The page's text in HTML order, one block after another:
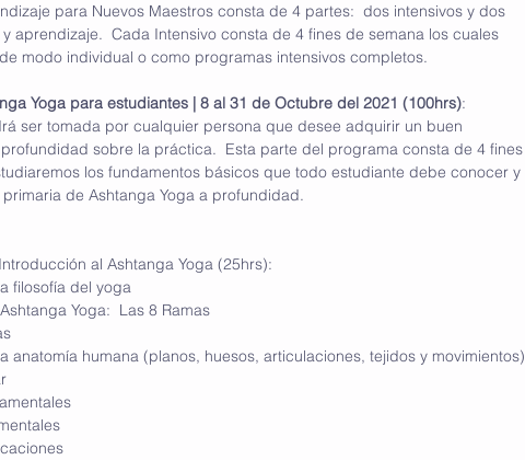
para Nuevos Maestros consta de 4 partes:  dos intensivos y dos
aprendizaje.  Cada Intensivo consta de 4 fines de semana los cuales
modo individual o como programas intensivos completos.
Yoga para estudiantes | 8 al 31 de Octubre del 2021 (100hrs):
ser tomada por cualquier persona que desee adquirir un buen
sobre la práctica.  Esta parte del programa consta de 4 fines
los fundamentos básicos que todo estudiante debe conocer y
de Ashtanga Yoga a profundidad.
al Ashtanga Yoga (25hrs):
filosofía del yoga
Yoga:  Las 8 Ramas
anatomía humana (planos, huesos, articulaciones, tejidos y movimientos)